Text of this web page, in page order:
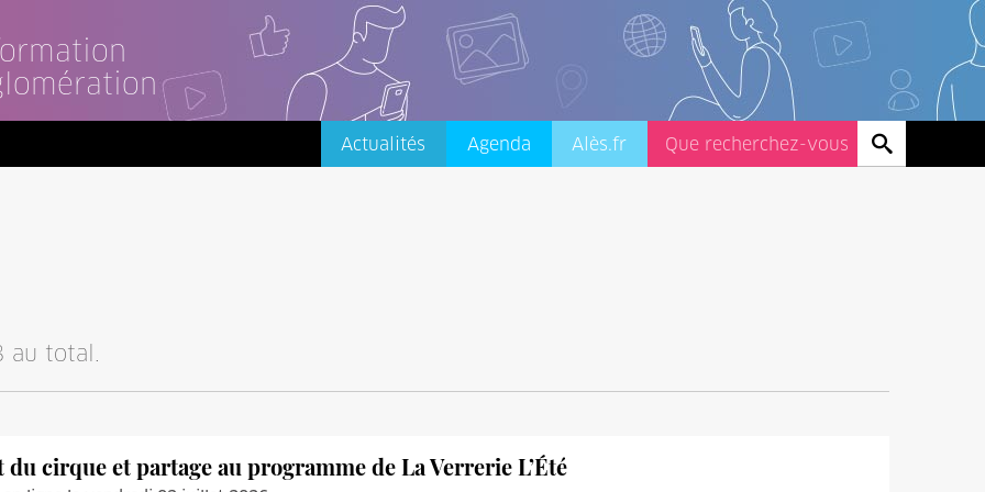
Actualités Agenda Alès.fr
au total.
du cirque et partage au programme de La Verrerie L’Été